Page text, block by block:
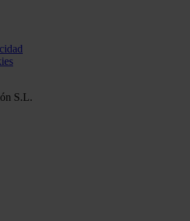
S.L.